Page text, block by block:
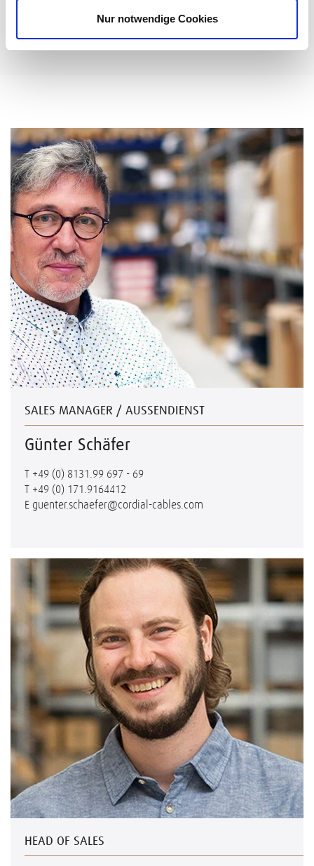
Nur notwendige Cookies
SALES MANAGER / AUSSENDIENST
Günter Schäfer
T +49 (0) 8131.99 697 - 69
T +49 (0) 171.9164412
E guenter.schaefer@cordial-cables.com
HEAD OF SALES